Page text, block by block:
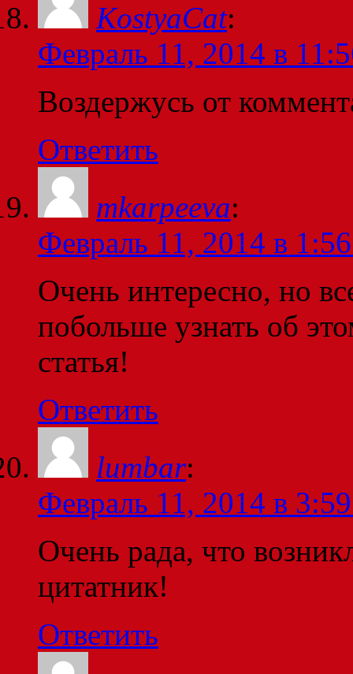
KostyaCat:
Февраль 11, 2014 в
Воздержусь от
Ответить
mkarpeeva:
Февраль 11, 2014 в
Очень интересно, но
побольше узнать об
статья!
Ответить
lumbar:
Февраль 11, 2014 в
Очень рада, что
цитатник!
Ответить